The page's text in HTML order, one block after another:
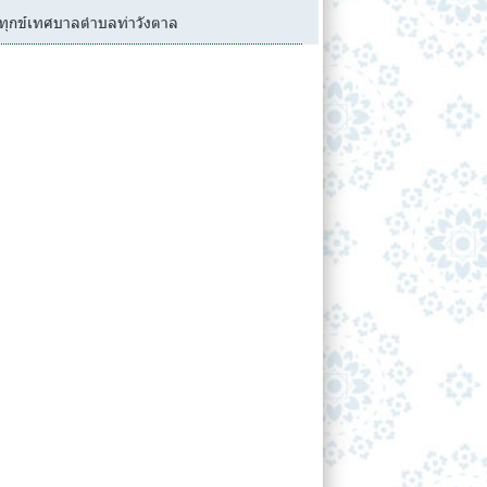
ทุกข์เทศบาลตำบลท่าวังตาล